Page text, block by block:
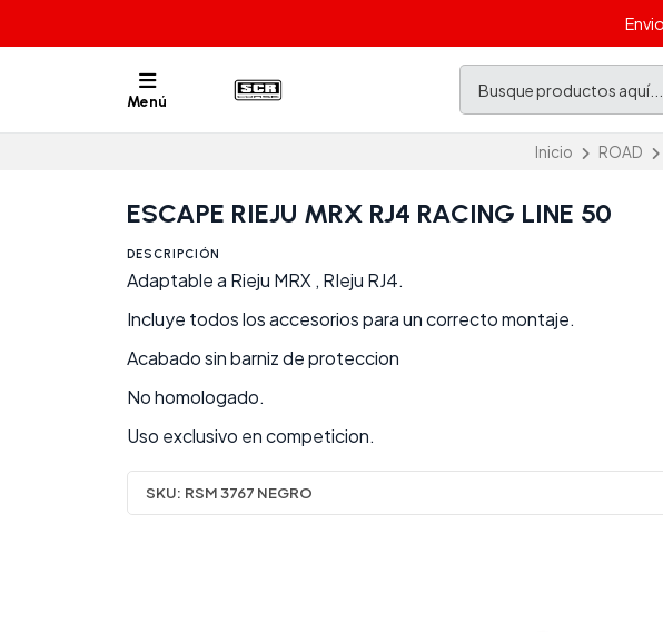
Menú
Inicio ROAD
ESCAPE RIEJU MRX RJ4 RACING LINE 50
DESCRIPCIÓN
Adaptable a Rieju MRX , RIeju RJ4.
Incluye todos los accesorios para un correcto montaje.
Acabado sin barniz de proteccion
No homologado.
Uso exclusivo en competicion.
SKU: RSM 3767 NEGRO